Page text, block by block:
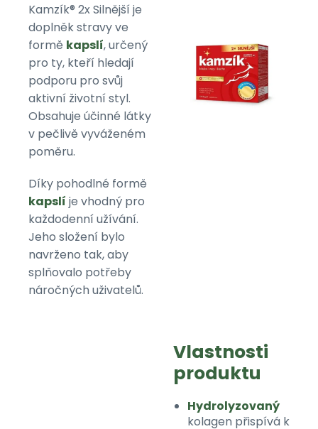
Kamzík® 2x Silnější je
doplněk stravy ve
formě kapslí, určený
pro ty, kteří hledají
podporu pro svůj
aktivní životní styl.
Obsahuje účinné látky
v pečlivě vyváženém
poměru.
Díky pohodlné formě
kapslí je vhodný pro
každodenní užívání.
Jeho složení bylo
navrženo tak, aby
splňovalo potřeby
náročných uživatelů.
Vlastnosti
produktu
Hydrolyzovaný
kolagen přispívá k